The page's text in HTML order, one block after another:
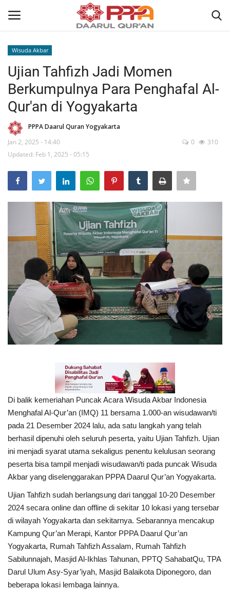
Home
About
News
Inspirasi
Blog
Video
Wisuda Akbar
Ujian Tahfizh Jadi Momen
Berkumpulnya Para Penghafal Al-
Qur'an di Yogyakarta
PPPA Daarul Quran Yogyakarta
Jan 2, 2025 - 14:40
Updated: Feb 1, 2025 - 05:15
0 310
Di balik kemeriahan Puncak Acara Wisuda Akbar Indonesia
Menghafal Al-Qur’an (IMQ) 11 bersama 1.000-an wisudawan/ti
pada 21 Desember 2024 lalu, ada satu langkah yang telah
berhasil dipenuhi oleh seluruh peserta, yaitu Ujian Tahfizh. Ujian
ini menjadi syarat utama sekaligus penentu kelulusan seorang
peserta bisa tampil menjadi wisudawan/ti pada puncak Wisuda
Akbar yang diselenggarakan PPPA Daarul Qur’an Yogyakarta.
Ujian Tahfizh sudah berlangsung dari tanggal 10-20 Desember
2024 secara online dan offline di sekitar 10 lokasi yang tersebar
di wilayah Yogyakarta dan sekitarnya. Sebarannya mencakup
Kampung Qur’an Merapi, Kantor PPPA Daarul Qur’an
Yogyakarta, Rumah Tahfizh Assalam, Rumah Tahfizh
Sabilunnajah, Masjid Al-Ikhlas Tahunan, PPTQ SahabatQu, TPA
Darul Ulum Asy-Syar’iyah, Masjid Balaikota Diponegoro, dan
beberapa lokasi lembaga lainnya.